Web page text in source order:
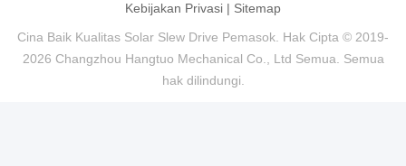
Kebijakan Privasi | Sitemap
Cina Baik Kualitas Solar Slew Drive Pemasok. Hak Cipta © 2019-
2026 Changzhou Hangtuo Mechanical Co., Ltd Semua. Semua
hak dilindungi.